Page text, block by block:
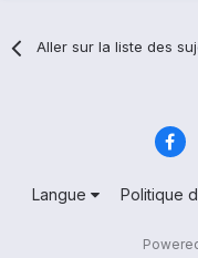
Aller sur la liste des
Langue Politique